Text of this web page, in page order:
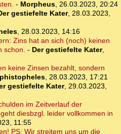
- Morpheus, 26.03.2023, 20:24
gestiefelte Kater, 28.03.2023,
, 28.03.2023, 14:16
Zins hat an sich (noch) keinen
schon. - Der gestiefelte Kater,
keine Zinsen bezahlt, sondern
, 28.03.2023, 17:21
gestiefelte Kater, 29.03.2023,
im Zeitverlauf der
diesbzgl. leider vollkommen in
11:55
PS: Wir streitem uns um die